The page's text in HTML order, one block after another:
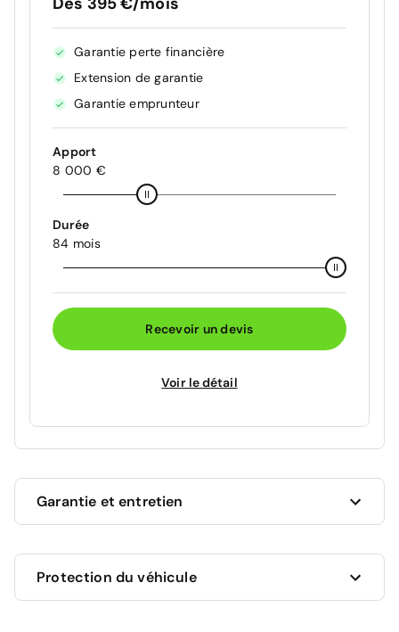
Garantie perte financière
Extension de garantie
Garantie emprunteur
Apport
8 000 €
Durée
84 mois
Recevoir un devis
Voir le détail
Garantie et entretien
jusqu'au 23/03/2033 soit pour une durée de 79 mois.
Les travaux couverts par la garantie seront
Protection du véhicule